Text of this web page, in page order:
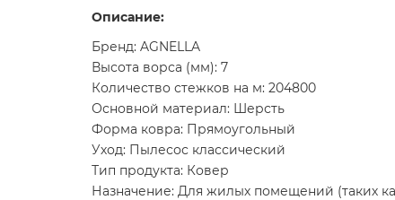
Описание:
Бренд: AGNELLA
Высота ворса (мм): 7
Количество стежков на м: 204800
Основной материал: Шерсть
Форма ковра: Прямоугольный
Уход: Пылесос классический
Тип продукта: Ковер
Назначение: Для жилых помещений (таких